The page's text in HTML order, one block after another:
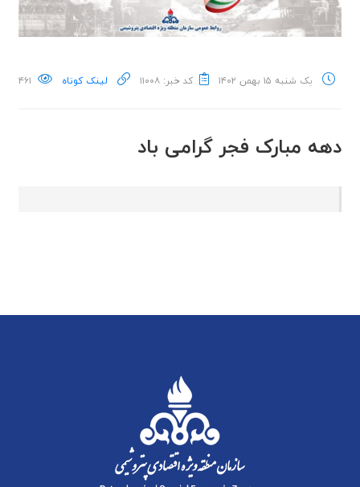
یک شنبه ۱۵ بهمن ۱۴۰۲ کد خبر: ۱۱۰۰۸ لینک کوتاه ۴۶۱
دهه مبارک فجر گرامی باد